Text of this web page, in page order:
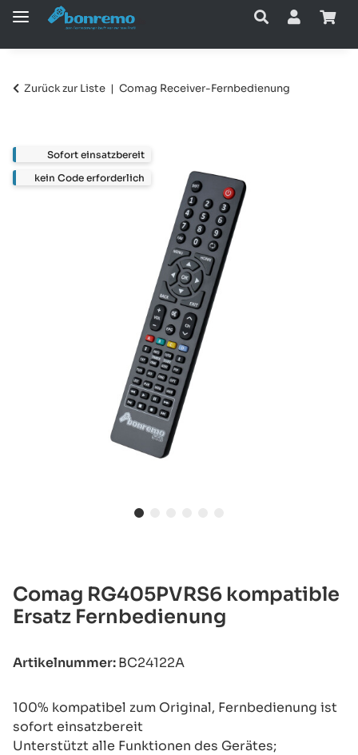
Zurück zur Liste Comag Receiver-Fernbedienung
Comag RG405PVRS6 kompatible
Ersatz Fernbedienung
Artikelnummer:BC24122A
100% kompatibel zum Original, Fernbedienung ist
sofort einsatzbereit
Unterstützt alle Funktionen des Gerätes;